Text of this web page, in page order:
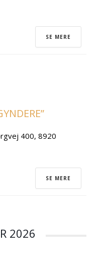
SE MERE
400, 8920
SE MERE
2026